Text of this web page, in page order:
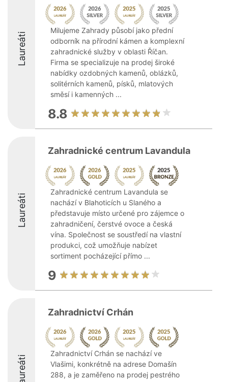
Laureáti
Milujeme Zahrady působí jako přední
odborník na přírodní kámen a komplexní
zahradnické služby v oblasti Říčan.
Firma se specializuje na prodej široké
nabídky ozdobných kamenů, oblázků,
solitérních kamenů, písků, mlatových
směsí i kamenných ...
8.8
Laureáti
Zahradnické centrum Lavandula
Zahradnické centrum Lavandula se
nachází v Blahoticích u Slaného a
představuje místo určené pro zájemce o
zahradničení, čerstvé ovoce a česká
vína. Společnost se soustředí na vlastní
produkci, což umožňuje nabízet
sortiment pocházející přímo ...
9
Laureáti
Zahradnictví Crhán
Zahradnictví Crhán se nachází ve
Vlašimi, konkrétně na adrese Domašín
288, a je zaměřeno na prodej pestrého